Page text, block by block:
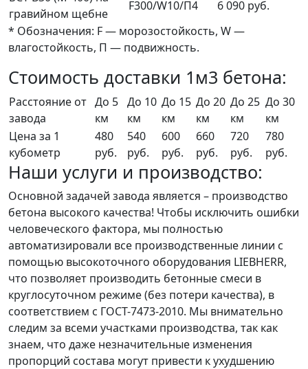
гравийном щебне
F300/W10/П4
6 090 руб.
* Обозначения: F — морозостойкость, W —
влагостойкость, П — подвижность.
Стоимость доставки 1м3 бетона:
Расстояние от
завода
До 5
км
До 10
км
До 15
км
До 20
км
До 25
км
До 30
км
Цена за 1
кубометр
480
руб.
540
руб.
600
руб.
660
руб.
720
руб.
780
руб.
Наши услуги и производство:
Основной задачей завода является – производство
бетона высокого качества! Чтобы исключить ошибки
человеческого фактора, мы полностью
автоматизировали все производственные линии с
помощью высокоточного оборудования LIEBHERR,
что позволяет производить бетонные смеси в
круглосуточном режиме (без потери качества), в
соответствием с ГОСТ-7473-2010. Мы внимательно
следим за всеми участками производства, так как
знаем, что даже незначительные изменения
пропорций состава могут привести к ухудшению